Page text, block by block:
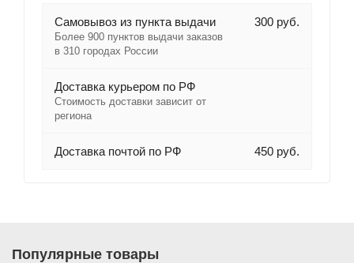
Самовывоз из пункта выдачи
Более 900 пунктов выдачи заказов
в 310 городах России
300 руб.
Доставка курьером по РФ
Стоимость доставки зависит от
региона
Доставка почтой по РФ 450 руб.
Популярные товары